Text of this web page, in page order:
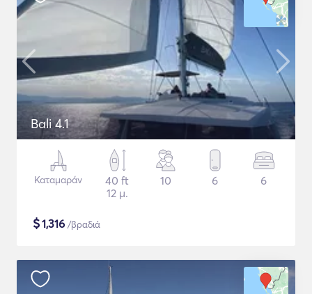
Bali 4.1
Καταμαράν
40 ft
12 μ.
10 6 6
$1,316 /βραδιά